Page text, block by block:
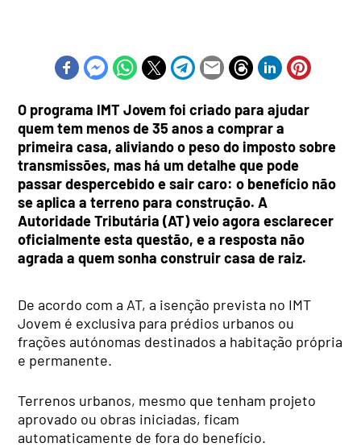
O programa IMT Jovem foi criado para ajudar
quem tem menos de 35 anos a comprar a
primeira casa, aliviando o peso do imposto sobre
transmissões, mas há um detalhe que pode
passar despercebido e sair caro: o benefício não
se aplica a terreno para construção. A
Autoridade Tributária (AT) veio agora esclarecer
oficialmente esta questão, e a resposta não
agrada a quem sonha construir casa de raiz.
De acordo com a AT, a isenção prevista no IMT
Jovem é exclusiva para prédios urbanos ou
frações autónomas destinados a habitação própria
e permanente.
Terrenos urbanos, mesmo que tenham projeto
aprovado ou obras iniciadas, ficam
automaticamente de fora do benefício.